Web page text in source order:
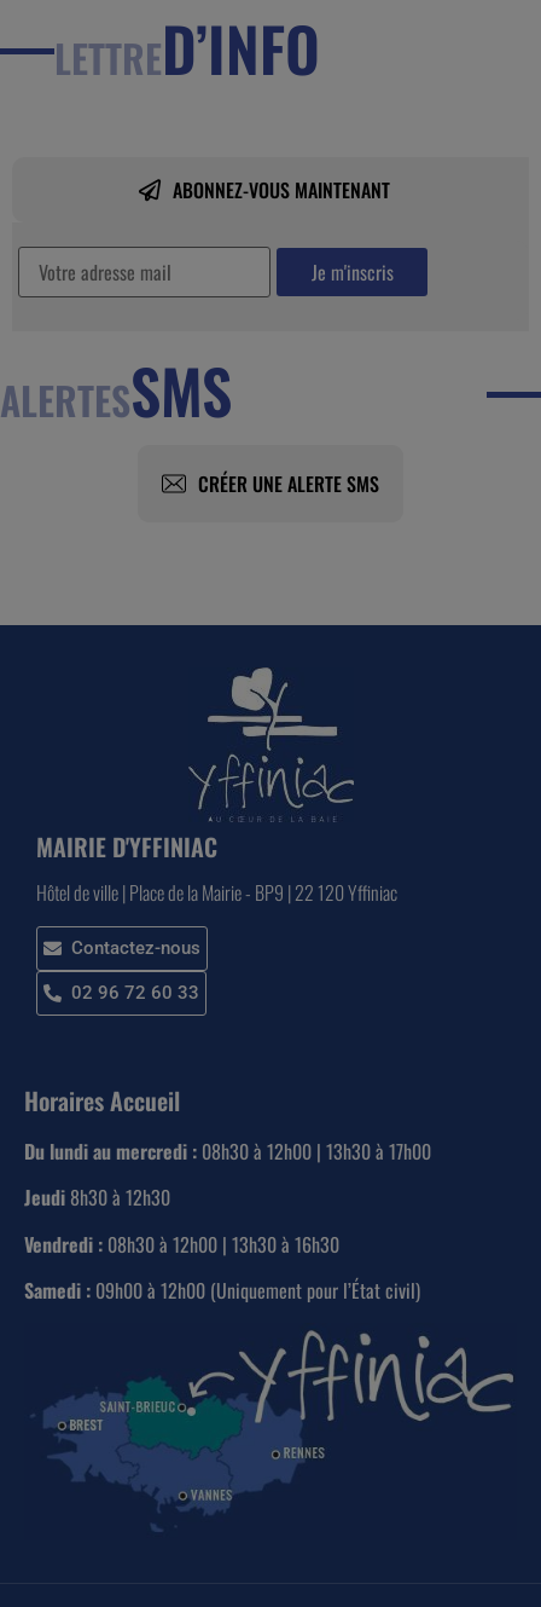
LETTRED’INFO
ABONNEZ-VOUS MAINTENANT
ALERTESSMS
CRÉER UNE ALERTE SMS
MAIRIE D'YFFINIAC
Hôtel de ville | Place de la Mairie - BP9 | 22 120 Yffiniac
Contactez-nous
02 96 72 60 33
Horaires Accueil
Du lundi au mercredi : 08h30 à 12h00 | 13h30 à 17h00
Jeudi 8h30 à 12h30
Vendredi : 08h30 à 12h00 | 13h30 à 16h30
Samedi : 09h00 à 12h00 (Uniquement pour l’État civil)